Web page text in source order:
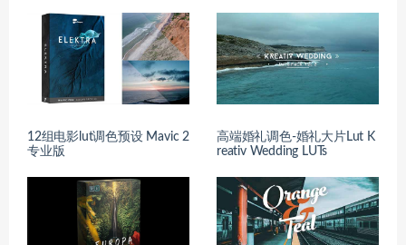
12组电影lut调色预设 Mavic 2
专业版
高端婚礼调色-婚礼大片Lut K
reativ Wedding LUTs